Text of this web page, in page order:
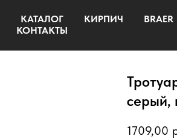
КАТАЛОГ КИРПИЧ BRAER
КОНТАКТЫ
серый,
1709,00